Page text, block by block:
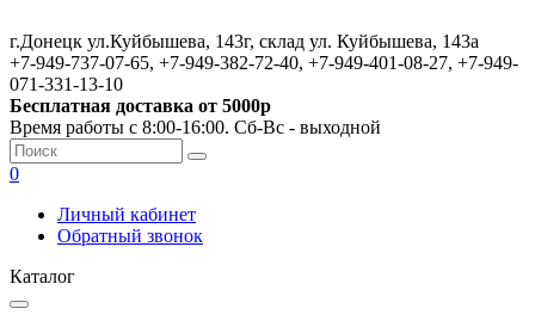
г.Донецк ул.Куйбышева, 143г, склад ул. Куйбышева, 143а
+7-949-737-07-65, +7-949-382-72-40, +7-949-401-08-27, +7-949-
071-331-13-10
Бесплатная доставка от 5000р
Время работы с 8:00-16:00. Сб-Вс - выходной
0
Личный кабинет
Обратный звонок
Каталог